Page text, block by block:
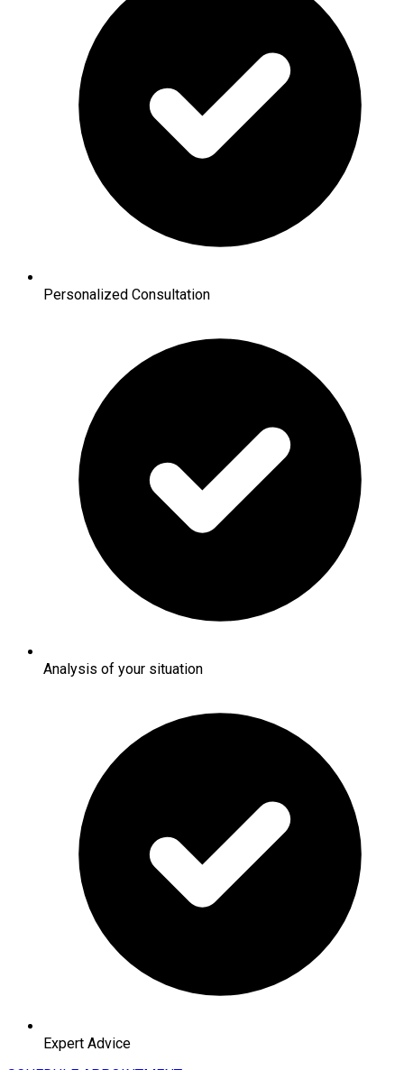
Personalized Consultation
Analysis of your situation
Expert Advice